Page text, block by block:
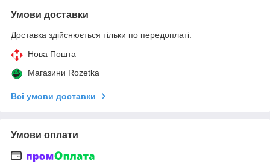
Умови доставки
Доставка здійснюється тільки по передоплаті.
Нова Пошта
Магазини Rozetka
Всі умови доставки
Умови оплати